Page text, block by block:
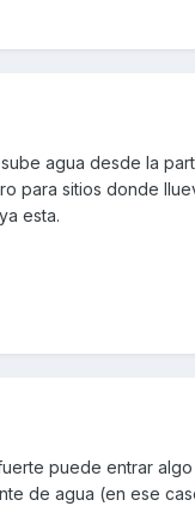
agua desde la
para sitios donde
esta.
puede entrar
de agua (en ese